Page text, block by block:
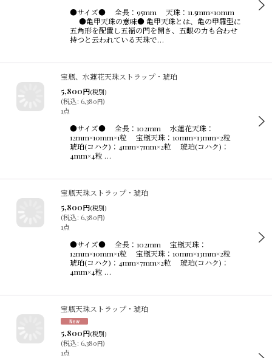
●サイズ● 全長：95mm 天珠：11.5mm×10mm
●亀甲天珠の意味● 亀甲天珠とは、亀の甲羅型に
五角形を配置し五福の門を開き、五眼の力も合わせ
持つと云われている天珠で…
宝瓶、水蓮花天珠ストラップ・琥珀
5,800円(税別)
(税込: 6,380円)
1点
●サイズ● 全長：102mm 水蓮花天珠：
12mm×10mm×1粒 宝瓶天珠：10mm×13mm×2粒
琥珀(コハク)：4mm×7mm×2粒 琥珀(コハク)：
4mm×4粒 …
宝瓶天珠ストラップ・琥珀
5,800円(税別)
(税込: 6,380円)
1点
●サイズ● 全長：102mm 宝瓶天珠：
12mm×10mm×1粒 宝瓶天珠：10mm×13mm×2粒
琥珀(コハク)：4mm×7mm×2粒 琥珀(コハク)：
4mm×4粒 …
宝瓶天珠ストラップ・琥珀
5,800円(税別)
(税込: 6,380円)
1点